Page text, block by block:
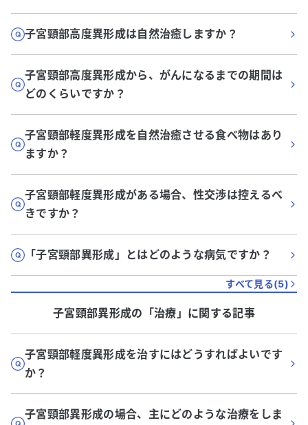
子宮頸部高度異形成は自然治癒しますか？
子宮頸部高度異形成から、がんになるまでの期間は
どのくらいですか？
子宮頸部軽度異形成を自然治癒させる食べ物はあり
ますか？
子宮頸部軽度異形成がある場合、性交渉は控えるべ
きですか？
「子宮頸部異形成」とはどのような病気ですか？
すべて見る(5)
子宮頸部異形成の「治療 」に関する記事
子宮頸部軽度異形成を治すにはどうすればよいです
か？
子宮頸部異形成の場合、主にどのような治療をしま